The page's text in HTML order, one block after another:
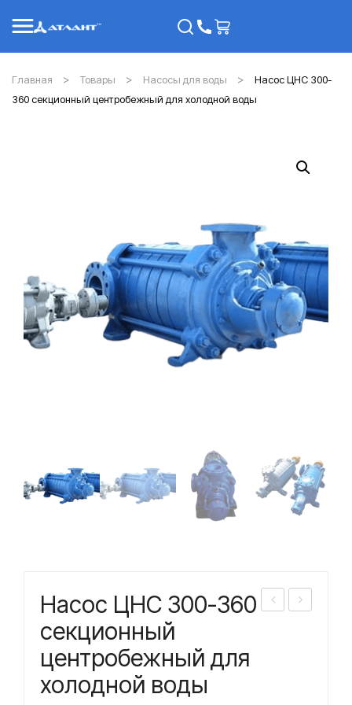
Главная Товары Насосы для воды
Насос ЦНС 300-
360 секционный центробежный для холодной воды
Насос ЦНС 300-360
секционный
центробежный для
холодной воды